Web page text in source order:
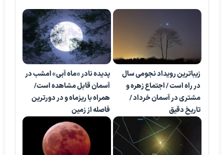
زیباترین رویداد نجومی سال
در راه است / اجتماع زهره و
مشتری در آسمان خرداد /
تاریخ دقیق
پدیده نادر «ماه آبی» امشب در
آسمان قابل مشاهده است/
همراه با ریزماه و در دورترین
فاصله از زمین